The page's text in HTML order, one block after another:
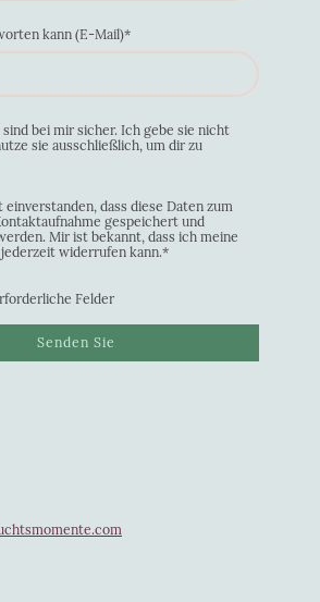
kann (E-Mail)*
bei mir sicher. Ich gebe sie nicht
sie ausschließlich, um dir zu
einverstanden, dass diese Daten zum
gespeichert und
Mir ist bekannt, dass ich meine
widerrufen kann.*
Felder
Senden Sie